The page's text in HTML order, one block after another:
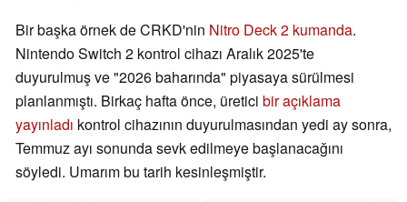
Bir başka örnek de CRKD'nin Nitro Deck 2 kumanda.
Nintendo Switch 2 kontrol cihazı Aralık 2025'te
duyurulmuş ve "2026 baharında" piyasaya sürülmesi
planlanmıştı. Birkaç hafta önce, üretici bir açıklama
yayınladı kontrol cihazının duyurulmasından yedi ay sonra,
Temmuz ayı sonunda sevk edilmeye başlanacağını
söyledi. Umarım bu tarih kesinleşmiştir.